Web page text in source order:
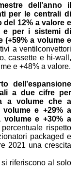
dell’anno il
per le centrali di
12% a valore e
e per i sistemi di
(+59% a volume e
a ventilconvettori
cassette e hi-wall,
e +48% a valore.
dell’espansione
a due cifre per
a volume che a
volume e +29% a
volume e +30% a
rispetto
packaged e
2021 una crescita
riferiscono al solo